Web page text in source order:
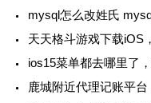
mysql怎么改姓氏
天天格斗游戏下载iOS
ios15菜单都去哪里了
鹿城附近代理记账平